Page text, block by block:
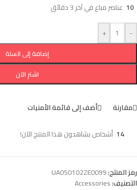
10 عناصر مباع في آخر 3 دقائق
-
+
إضافة إلى السلة
اشترِ الآن
مقارنة أضف إلى قائمة الأمنيات
14 أشخاص يشاهدون هذا المنتج الآن!
رمز المنتج:UA050102ZE0099
التصنيف:Accessories